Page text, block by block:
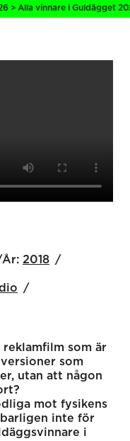
Alla vinnare i Guldägget
År: 2018
som är
som
utan att någon
mot fysikens
inte för
i